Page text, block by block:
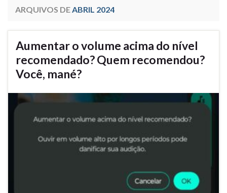
ARQUIVOS DEABRIL 2024
Aumentar o volume acima do nível
recomendado? Quem recomendou?
Você, mané?